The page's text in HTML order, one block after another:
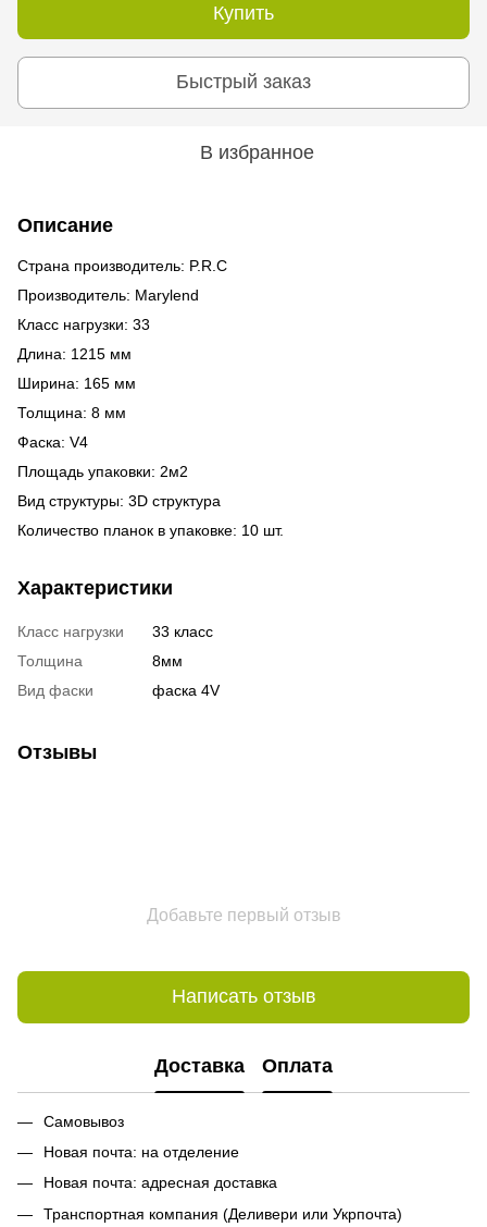
Купить
Быстрый заказ
В избранное
Описание
Страна производитель: P.R.C
Производитель: Marylend
Класс нагрузки: 33
Длина: 1215 мм
Ширина: 165 мм
Толщина: 8 мм
Фаска: V4
Площадь упаковки: 2м2
Вид структуры: 3D структура
Количество планок в упаковке: 10 шт.
Характеристики
Класс нагрузки
33 класс
Толщина
8мм
Вид фаски
фаска 4V
Отзывы
Добавьте первый отзыв
Написать отзыв
Доставка Оплата
Самовывоз
Новая почта: на отделение
Новая почта: адресная доставка
Транспортная компания (Деливери или Укрпочта)